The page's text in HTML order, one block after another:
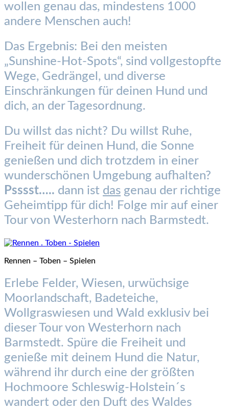
wollen genau das, mindestens 1000
andere Menschen auch!
Das Ergebnis: Bei den meisten
„Sunshine-Hot-Spots“, sind vollgestopfte
Wege, Gedrängel, und diverse
Einschränkungen für deinen Hund und
dich, an der Tagesordnung.
Du willst das nicht? Du willst Ruhe,
Freiheit für deinen Hund, die Sonne
genießen und dich trotzdem in einer
wunderschönen Umgebung aufhalten?
Psssst….. dann ist das genau der richtige
Geheimtipp für dich! Folge mir auf einer
Tour von Westerhorn nach Barmstedt.
Rennen – Toben – Spielen
Erlebe Felder, Wiesen, urwüchsige
Moorlandschaft, Badeteiche,
Wollgraswiesen und Wald exklusiv bei
dieser Tour von Westerhorn nach
Barmstedt. Spüre die Freiheit und
genieße mit deinem Hund die Natur,
während ihr durch eine der größten
Hochmoore Schleswig-Holstein´s
wandert oder den Duft des Waldes